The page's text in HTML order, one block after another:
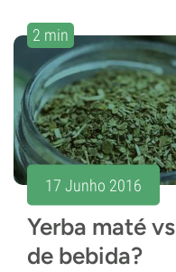
2 min
17 Junho 2016
Yerba maté
de bebida?